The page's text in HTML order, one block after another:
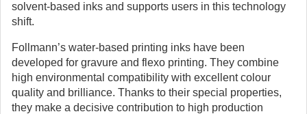
solvent-based inks and supports users in this technology
shift.
Follmann’s water-based printing inks have been
developed for gravure and flexo printing. They combine
high environmental compatibility with excellent colour
quality and brilliance. Thanks to their special properties,
they make a decisive contribution to high production